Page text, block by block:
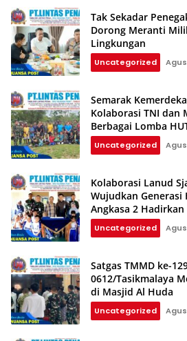
Tak Sekadar
Dorong Meranti
Lingkungan
Uncategorized
Semarak
Kolaborasi TNI dan
Berbagai Lomba
Uncategorized
Kolaborasi Lanud
Wujudkan Generasi
Angkasa 2
Depan Anak
Uncategorized
Satgas TMMD ke-
0612/Tasikmalaya
di Masjid Al Huda
Uncategorized